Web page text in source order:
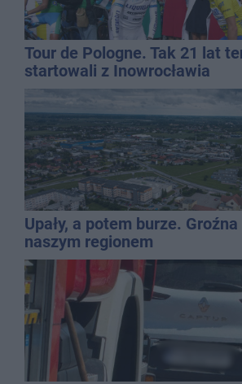
Tour de Pologne. Tak 21 lat
startowali z Inowrocławia
Upały, a potem burze.
naszym regionem